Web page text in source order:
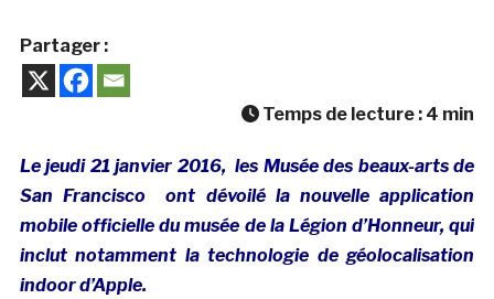
Partager :
Temps de lecture : 4 min
Le jeudi 21 janvier 2016, les Musée des beaux-arts de
San Francisco ont dévoilé la nouvelle application
mobile officielle du musée de la Légion d’Honneur, qui
inclut notamment la technologie de géolocalisation
indoor d’Apple.